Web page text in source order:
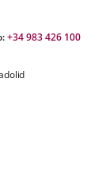
+34 983 426 100